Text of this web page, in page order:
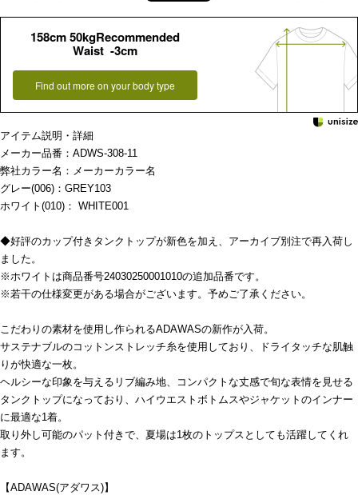
158cm 50kgRecommended
Waist -3cm
Find out more on your body type
アイテム説明・詳細
メーカー品番：ADWS-308-11
弊社カラー名：メーカーカラー名
グレー(006)：GREY103
ホワイト(010)： WHITE001
◆好評のカップ付きタンクトップが新色を加え、アーカイブ別注で再入荷し
ました。
※ホワイトは商品番号24030250001010の追加品番です。
※若干の仕様変更がある場合がございます。予めご了承ください。
こだわりの素材を使用し作られるADAWASの新作が入荷。
サステナブルのコットンストレッチ糸を使用しており、ドライタッチな肌触
りが快適な一枚。
ヘルシーな印象を与えるリブ編み地、コンパクトな丈感で旬な表情を見せる
タンクトップになっており、ハイウエストボトムスやジャケットのインナー
に最適な1着。
取り外し可能のパット付きで、夏場は1枚のトップスとしても活躍してくれ
ます。
【ADAWAS(アダワス)】